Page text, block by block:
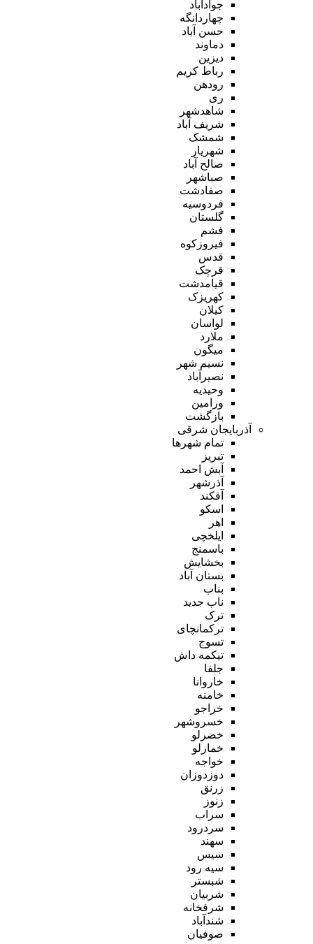
جوادآباد
چهاردانگه
حسن آباد
دماوند
دیزین
رباط کریم
رودهن
ری
شاهدشهر
شریف آباد
شمشک
شهریار
صالح آباد
صباشهر
صفادشت
فردوسیه
گلستان
فشم
فیروزکوه
قدس
قرچک
قیامدشت
کهریزک
کیلان
لواسان
ملارد
میگون
نسیم شهر
نصیرآباد
وحیدیه
ورامین
بازگشت
آذربایجان شرقی
تمام شهر‌ها
تبریز
آبش احمد
آذرشهر
آقکند
اسکو
اهر
ایلخچی
باسمنج
بخشایش
بستان آباد
بناب
ناب جدید
ترک
ترکمانچای
تسوج
تیکمه داش
جلفا
خاروانا
خامنه
خراجو
خسروشهر
خضرلو
خمارلو
خواجه
دوزدوزان
زرنق
زنوز
سراب
سردرود
سهند
سیس
سیه رود
شبستر
شربیان
شرفخانه
شندآباد
صوفیان